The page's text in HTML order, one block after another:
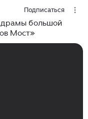
Подписаться
драмы большой
Мост»